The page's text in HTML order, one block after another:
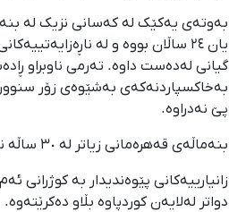
گیانی لەدەست داوە. تەرمی ناوبراو
بەخاکسپاردنەکەی بەشێوەی زۆر
پێ نەدراوە.
بنەماڵەی قەهرەمانی زیاتر لە ٣٠ ساڵە نیشتەجێی تارانن و باوکی ناوبراو "جەلال" کرێکاری دەکات. ئەمیرئەرسەلان قەهرمانی لە تاران لەدایک بووە.
زانیارییەکانی پێوەندیدار بە کوژرانی
دواتر لەلایەن کوردپاوە بڵاو دەکرێتەوە.